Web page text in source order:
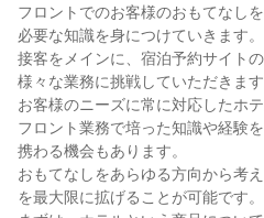
フロントでのお客様のおもてなし
必要な知識を身につけていきます。
接客をメインに、宿泊予約サイト
様々な業務に挑戦していただきます
お客様のニーズに常に対応したホ
フロント業務で培った知識や経験
携わる機会もあります。
おもてなしをあらゆる方向から考
を最大限に拡げることが可能です。